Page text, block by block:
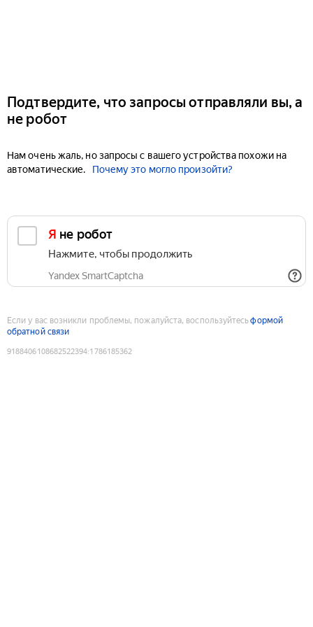
Подтвердите, что запросы отправляли вы, а
не робот
Нам очень жаль, но запросы с вашего устройства похожи на
автоматические.
Почему это могло произойти?
Я не робот
Нажмите, чтобы продолжить
Yandex SmartCaptcha
Если у вас возникли проблемы, пожалуйста, воспользуйтесьформой
обратной связи
9188406108682522394:1786185362